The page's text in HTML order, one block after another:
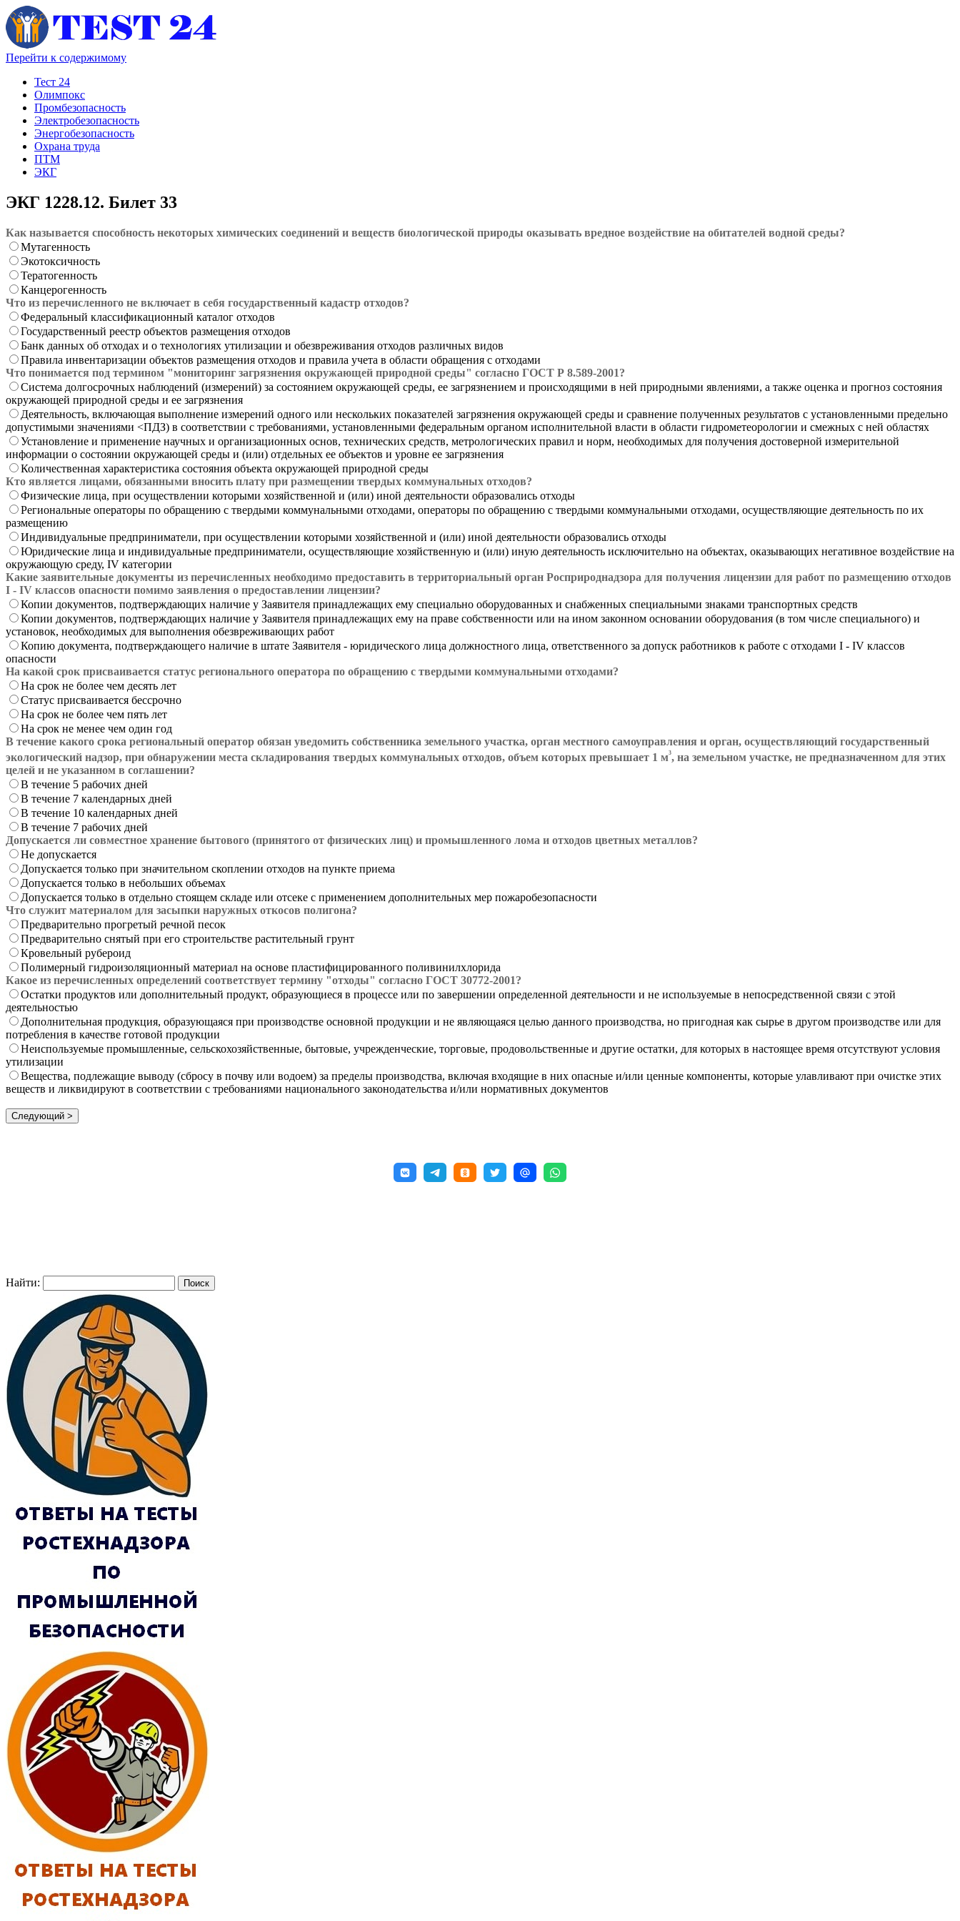
Перейти к содержимому
Тест 24
Олимпокс
Промбезопасность
Электробезопасность
Энергобезопасность
Охрана труда
ПТМ
ЭКГ
ЭКГ 1228.12. Билет 33
Как называется способность некоторых химических соединений и веществ биологической природы оказывать вредное воздействие на обитателей водной среды?
Мутагенность
Экотоксичность
Тератогенность
Канцерогенность
Что из перечисленного не включает в себя государственный кадастр отходов?
Федеральный классификационный каталог отходов
Государственный реестр объектов размещения отходов
Банк данных об отходах и о технологиях утилизации и обезвреживания отходов различных видов
Правила инвентаризации объектов размещения отходов и правила учета в области обращения с отходами
Что понимается под термином "мониторинг загрязнения окружающей природной среды" согласно ГОСТ Р 8.589-2001?
Система долгосрочных наблюдений (измерений) за состоянием окружающей среды, ее загрязнением и происходящими в ней природными явлениями, а также оценка и прогноз состояния
окружающей природной среды и ее загрязнения
Деятельность, включающая выполнение измерений одного или нескольких показателей загрязнения окружающей среды и сравнение полученных результатов с установленными предельно
допустимыми значениями <ПДЗ) в соответствии с требованиями, установленными федеральным органом исполнительной власти в области гидрометеорологии и смежных с ней областях
Установление и применение научных и организационных основ, технических средств, метрологических правил и норм, необходимых для получения достоверной измерительной
информации о состоянии окружающей среды и (или) отдельных ее объектов и уровне ее загрязнения
Количественная характеристика состояния объекта окружающей природной среды
Кто является лицами, обязанными вносить плату при размещении твердых коммунальных отходов?
Физические лица, при осуществлении которыми хозяйственной и (или) иной деятельности образовались отходы
Региональные операторы по обращению с твердыми коммунальными отходами, операторы по обращению с твердыми коммунальными отходами, осуществляющие деятельность по их
размещению
Индивидуальные предприниматели, при осуществлении которыми хозяйственной и (или) иной деятельности образовались отходы
Юридические лица и индивидуальные предприниматели, осуществляющие хозяйственную и (или) иную деятельность исключительно на объектах, оказывающих негативное воздействие на
окружающую среду, IV категории
Какие заявительные документы из перечисленных необходимо предоставить в территориальный орган Росприроднадзора для получения лицензии для работ по размещению отходов
I - IV классов опасности помимо заявления о предоставлении лицензии?
Копии документов, подтверждающих наличие у Заявителя принадлежащих ему специально оборудованных и снабженных специальными знаками транспортных средств
Копии документов, подтверждающих наличие у Заявителя принадлежащих ему на праве собственности или на ином законном основании оборудования (в том числе специального) и
установок, необходимых для выполнения обезвреживающих работ
Копию документа, подтверждающего наличие в штате Заявителя - юридического лица должностного лица, ответственного за допуск работников к работе с отходами I - IV классов
опасности
На какой срок присваивается статус регионального оператора по обращению с твердыми коммунальными отходами?
На срок не более чем десять лет
Статус присваивается бессрочно
На срок не более чем пять лет
На срок не менее чем один год
В течение какого срока региональный оператор обязан уведомить собственника земельного участка, орган местного самоуправления и орган, осуществляющий государственный
экологический надзор, при обнаружении места складирования твердых коммунальных отходов, объем которых превышает 1 м³, на земельном участке, не предназначенном для этих
целей и не указанном в соглашении?
В течение 5 рабочих дней
В течение 7 календарных дней
В течение 10 календарных дней
В течение 7 рабочих дней
Допускается ли совместное хранение бытового (принятого от физических лиц) и промышленного лома и отходов цветных металлов?
Не допускается
Допускается только при значительном скоплении отходов на пункте приема
Допускается только в небольших объемах
Допускается только в отдельно стоящем складе или отсеке с применением дополнительных мер пожаробезопасности
Что служит материалом для засыпки наружных откосов полигона?
Предварительно прогретый речной песок
Предварительно снятый при его строительстве растительный грунт
Кровельный рубероид
Полимерный гидроизоляционный материал на основе пластифицированного поливинилхлорида
Какое из перечисленных определений соответствует термину "отходы" согласно ГОСТ 30772-2001?
Остатки продуктов или дополнительный продукт, образующиеся в процессе или по завершении определенной деятельности и не используемые в непосредственной связи с этой
деятельностью
Дополнительная продукция, образующаяся при производстве основной продукции и не являющаяся целью данного производства, но пригодная как сырье в другом производстве или для
потребления в качестве готовой продукции
Неиспользуемые промышленные, сельскохозяйственные, бытовые, учрежденческие, торговые, продовольственные и другие остатки, для которых в настоящее время отсутствуют условия
утилизации
Вещества, подлежащие выводу (сбросу в почву или водоем) за пределы производства, включая входящие в них опасные и/или ценные компоненты, которые улавливают при очистке этих
веществ и ликвидируют в соответствии с требованиями национального законодательства и/или нормативных документов
Найти: